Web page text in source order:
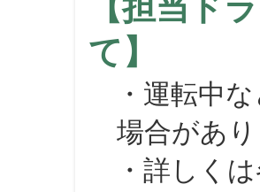
【担当ド
て】
・運転中な
場合があり
・詳しくは